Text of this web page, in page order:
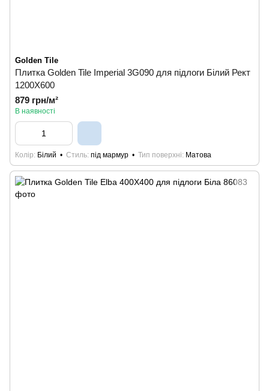
Golden Tile
Плитка Golden Tile Imperial 3G090 для підлоги Білий Рект
1200X600
879 грн/м²
В наявності
Колір Білий Стиль під мармур Тип поверхні Матова